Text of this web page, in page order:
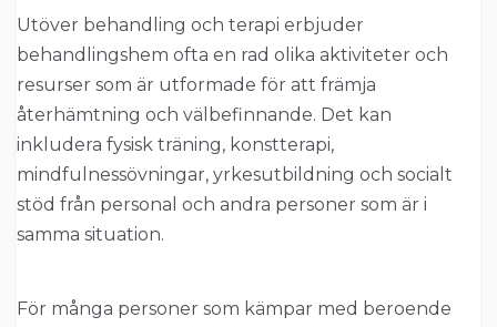
Utöver behandling och terapi erbjuder
behandlingshem ofta en rad olika aktiviteter och
resurser som är utformade för att främja
återhämtning och välbefinnande. Det kan
inkludera fysisk träning, konstterapi,
mindfulnessövningar, yrkesutbildning och socialt
stöd från personal och andra personer som är i
samma situation.
För många personer som kämpar med beroende